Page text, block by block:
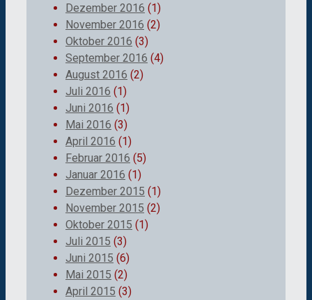
Dezember 2016 (1)
November 2016 (2)
Oktober 2016 (3)
September 2016 (4)
August 2016 (2)
Juli 2016 (1)
Juni 2016 (1)
Mai 2016 (3)
April 2016 (1)
Februar 2016 (5)
Januar 2016 (1)
Dezember 2015 (1)
November 2015 (2)
Oktober 2015 (1)
Juli 2015 (3)
Juni 2015 (6)
Mai 2015 (2)
April 2015 (3)